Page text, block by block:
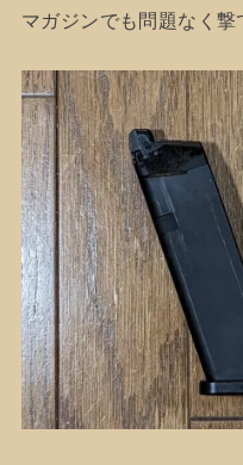
マガジンでも問題なく撃